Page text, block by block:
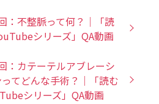
：不整脈って何？｜「読
シリーズ」QA動画
：カテーテルアブレーシ
ってどんな手術？｜「読む
シリーズ」QA動画